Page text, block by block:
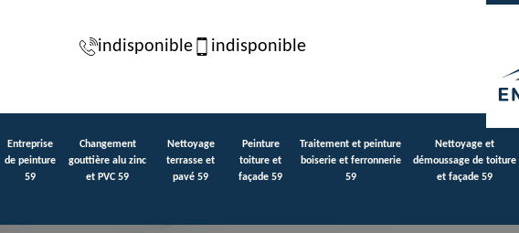
indisponible indisponible
Entreprise
de peinture
59
Changement
gouttière alu zinc
et PVC 59
Nettoyage
terrasse et
pavé 59
Peinture
toiture et
façade 59
Traitement et peinture
boiserie et ferronnerie
59
Nettoyage et
démoussage de toiture
et façade 59